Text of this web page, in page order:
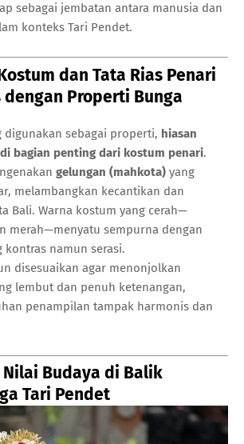
sebagai jembatan antara manusia dan
konteks Tari Pendet.
dan Tata Rias Penari
dengan Properti Bunga
digunakan sebagai properti, hiasan
bagian penting dari kostum penari.
gelungan (mahkota) yang
melambangkan kecantikan dan
Bali. Warna kostum yang cerah—
merah—menyatu sempurna dengan
kontras namun serasi.
disesuaikan agar menonjolkan
lembut dan penuh ketenangan,
penampilan tampak harmonis dan
Nilai Budaya di Balik
Tari Pendet